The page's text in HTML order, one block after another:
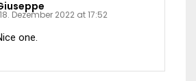
18. Dezember 2022 at 17:52
one.